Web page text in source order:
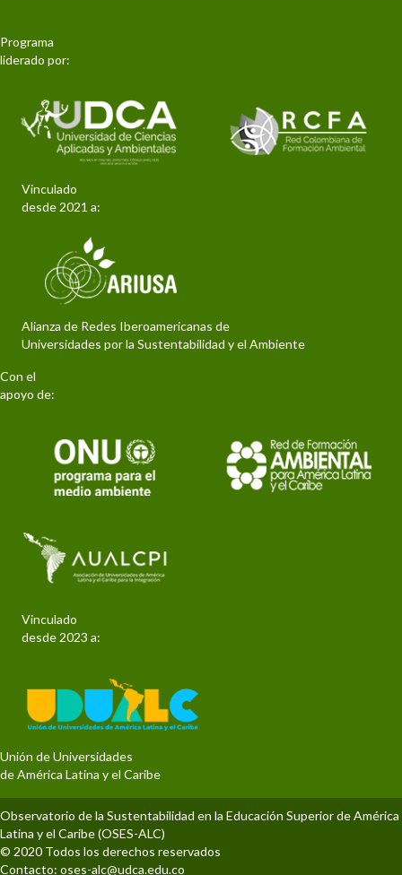
Programa
liderado por:
Vinculado
desde 2021 a:
Alianza de Redes Iberoamericanas de
Universidades por la Sustentabilidad y el Ambiente
Con el
apoyo de:
Vinculado
desde 2023 a:
Unión de Universidades
de América Latina y el Caribe
Observatorio de la Sustentabilidad en la Educación Superior de América
Latina y el Caribe (OSES-ALC)
© 2020 Todos los derechos reservados
Contacto: oses-alc@udca.edu.co